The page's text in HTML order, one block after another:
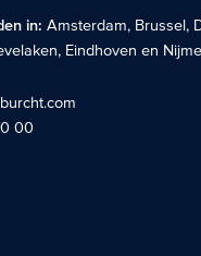
in:Amsterdam, Brussel ,
, Eindhoven en
00